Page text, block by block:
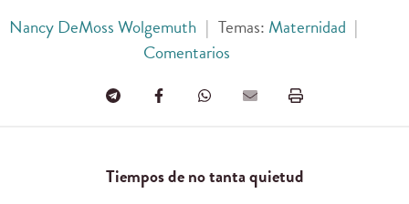
Nancy DeMoss Wolgemuth | Temas: Maternidad |
Comentarios
Tiempos de no tanta quietud